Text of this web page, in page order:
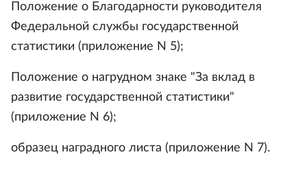
Положение о Благодарности руководителя
Федеральной службы государственной
статистики (приложение N 5);
Положение о нагрудном знаке "За вклад в
развитие государственной статистики"
(приложение N 6);
образец наградного листа (приложение N 7).